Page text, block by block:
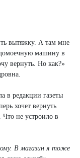
вытяжку. А там мне
машину в
вернуть. Но как?»
в редакции газеты
хочет вернуть
Что не устроило в
В магазин я тоже